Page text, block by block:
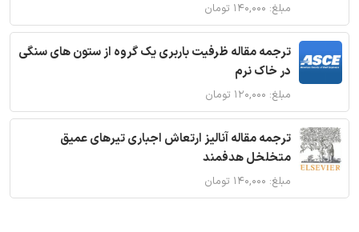
مبلغ: ۱۴۰,۰۰۰ تومان
ترجمه مقاله ظرفیت باربری یک گروه از ستون های سنگی
در خاک نرم
مبلغ: ۱۲۰,۰۰۰ تومان
ترجمه مقاله آنالیز ارتعاش اجباری تیرهای عمیق
متخلخل هدفمند
مبلغ: ۱۴۰,۰۰۰ تومان